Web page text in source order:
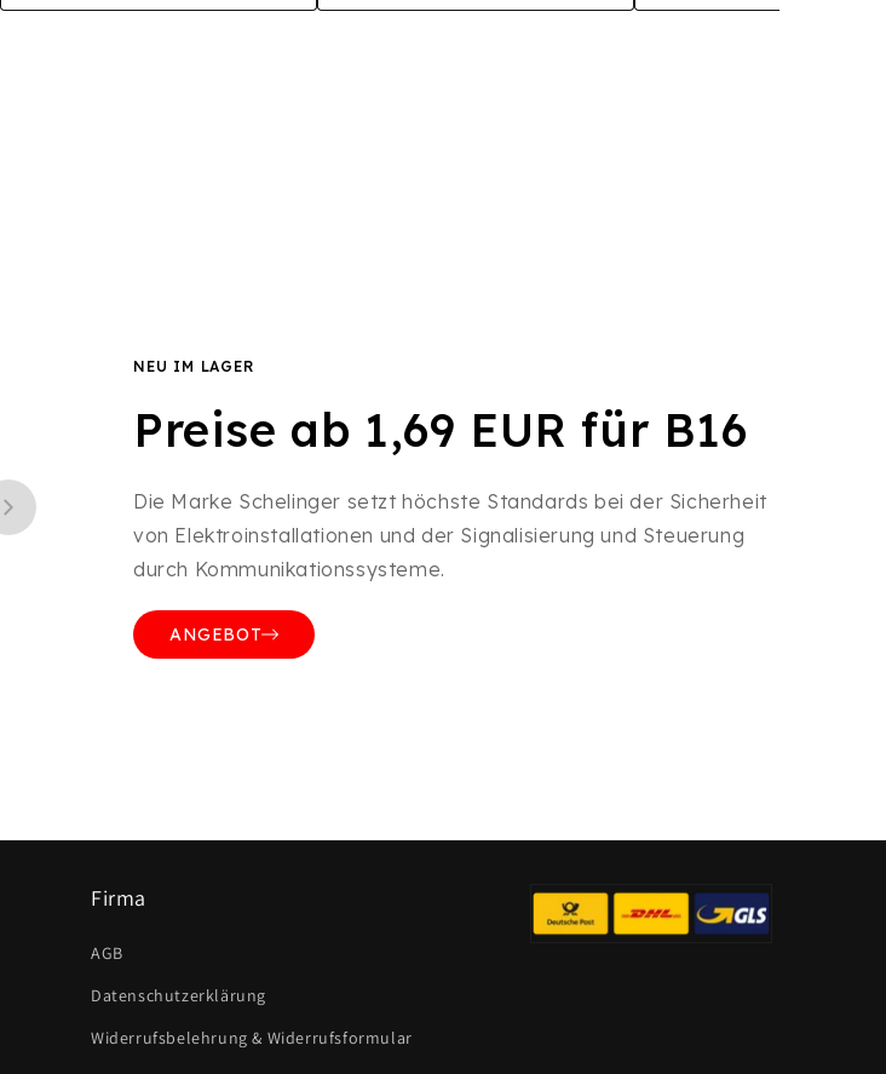
NEU IM LAGER
Preise ab 1,69 EUR für B16
Die Marke Schelinger setzt höchste Standards bei der Sicherheit
von Elektroinstallationen und der Signalisierung und Steuerung
durch Kommunikationssysteme.
ANGEBOT
Firma
AGB
Datenschutzerklärung
Widerrufsbelehrung & Widerrufsformular